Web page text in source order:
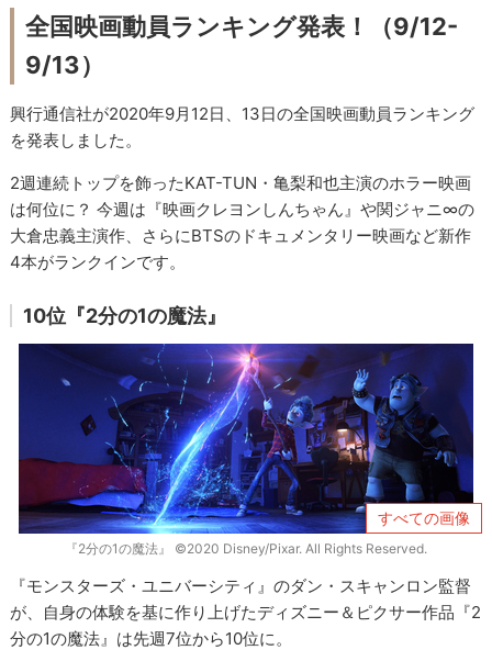
全国映画動員ランキング発表！（9/12-
9/13）
興行通信社が2020年9月12日、13日の全国映画動員ランキング
を発表しました。
2週連続トップを飾ったKAT-TUN・亀梨和也主演のホラー映画
は何位に？ 今週は『映画クレヨンしんちゃん』や関ジャニ∞の
大倉忠義主演作、さらにBTSのドキュメンタリー映画など新作
4本がランクインです。
10位『2分の1の魔法』
すべての画像
『2分の1の魔法』 ©2020 Disney/Pixar. All Rights Reserved.
『モンスターズ・ユニバーシティ』のダン・スキャンロン監督
が、自身の体験を基に作り上げたディズニー＆ピクサー作品『2
分の1の魔法』は先週7位から10位に。